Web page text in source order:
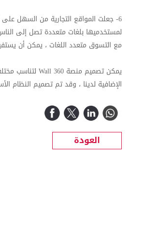
6- جعلت المواقع التجارية من السهل
لمستخدميها بلغات متعددة تصل إلى الناس
مع التسوق متعدد اللغات ، يمكن أن
الإضافية لدينا ، وقد تم تصميم النظام
العودة